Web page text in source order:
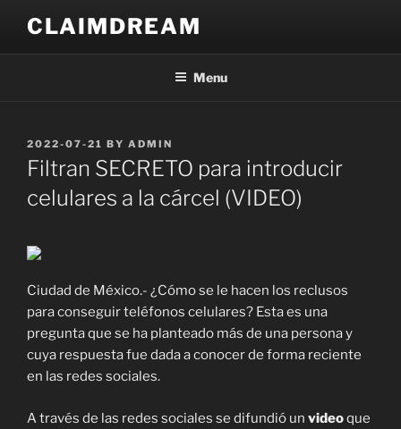
content
CLAIMDREAM
Menu
POSTED
ON
2022-07-21 BY ADMIN
Filtran SECRETO para introducir
celulares a la cárcel (VIDEO)
Ciudad de México.- ¿Cómo se le hacen los reclusos
para conseguir teléfonos celulares? Esta es una
pregunta que se ha planteado más de una persona y
cuya respuesta fue dada a conocer de forma reciente
en las redes sociales.
A través de las redes sociales se difundió un videoque